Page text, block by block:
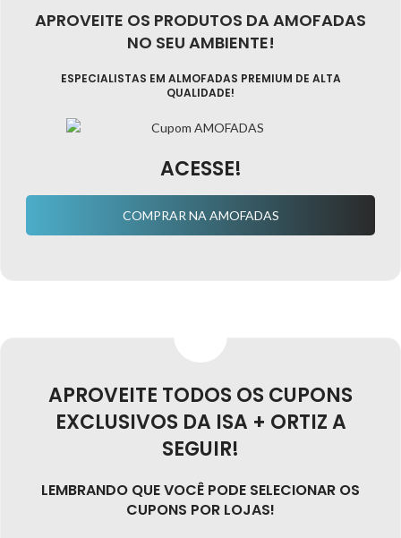
APROVEITE OS PRODUTOS DA AMOFADAS
NO SEU AMBIENTE!
ESPECIALISTAS EM ALMOFADAS PREMIUM DE ALTA
QUALIDADE!
ACESSE!
COMPRAR NA AMOFADAS
APROVEITE TODOS OS CUPONS
EXCLUSIVOS DA ISA + ORTIZ A
SEGUIR!
LEMBRANDO QUE VOCÊ PODE SELECIONAR OS
CUPONS POR LOJAS!